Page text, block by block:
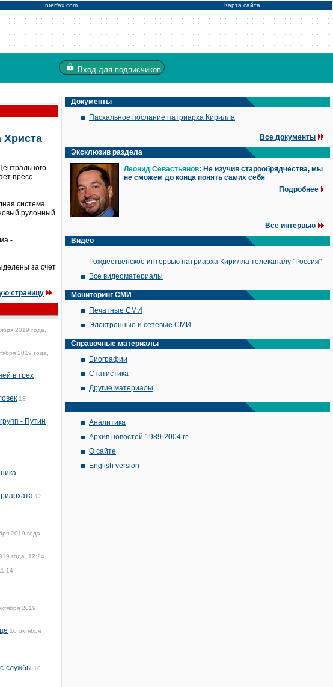
Interfax.com Карта сайта
Вход для подписчиков
Христа
пресс-
система.
рулонный
-
за счет
страницу
2019 года,
2019 года,
в трех
13
- Путин
13
2019 года,
года, 12:24
2019
10 октября
службы 10
Документы
Пасхальное послание патриарха Кирилла
Все документы
Эксклюзив раздела
Леонид Севастьянов: Не изучив старообрядчества, мы
не сможем до конца понять самих себя
Подробнее
Все интервью
Видео
Рождественское интервью патриарха Кирилла телеканалу "Россия"
Все видеоматериалы
Мониторинг СМИ
Печатные СМИ
Электронные и сетевые СМИ
Справочные материалы
Биографии
Статистика
Другие материалы
Аналитика
Архив новостей 1989-2004 гг.
О сайте
English version